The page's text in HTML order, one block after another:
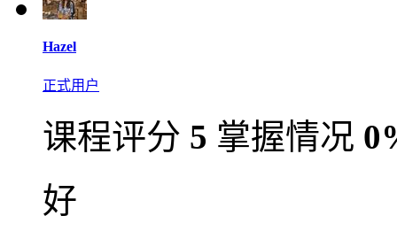
Hazel
正式用户
课程评分 5 掌握情况
好